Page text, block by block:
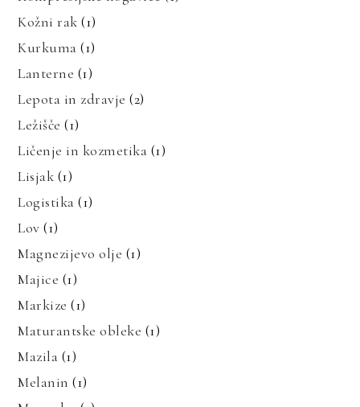
Kožni rak (1)
Kurkuma (1)
Lanterne (1)
Lepota in zdravje (2)
Ležišče (1)
Ličenje in kozmetika (1)
Lisjak (1)
Logistika (1)
Lov (1)
Magnezijevo olje (1)
Majice (1)
Markize (1)
Maturantske obleke (1)
Mazila (1)
Melanin (1)